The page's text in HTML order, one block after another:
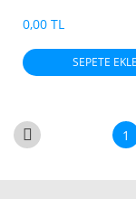
0,00 TL
SEPETE EKLE
1